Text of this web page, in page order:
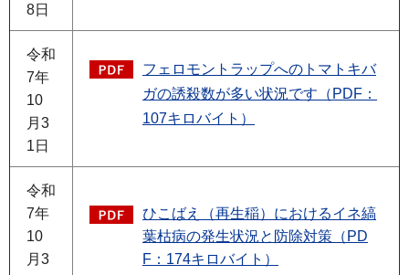
8日
令和
7年
10
月3
1日
フェロモントラップへのトマトキバ
ガの誘殺数が多い状況です（PDF：
107キロバイト）
令和
7年
10
月3
ひこばえ（再生稲）におけるイネ縞
葉枯病の発生状況と防除対策（PD
F：174キロバイト）